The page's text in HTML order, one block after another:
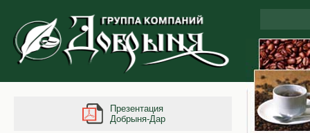
Презентация
Добрыня-Дар